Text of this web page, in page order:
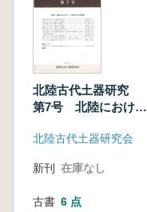
北陸古代土器研究
第7号 北陸における
様相
北陸古代土器研究会
新刊 在庫なし
古書 6 点